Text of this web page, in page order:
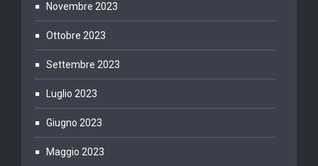
Novembre 2023
Ottobre 2023
Settembre 2023
Luglio 2023
Giugno 2023
Maggio 2023